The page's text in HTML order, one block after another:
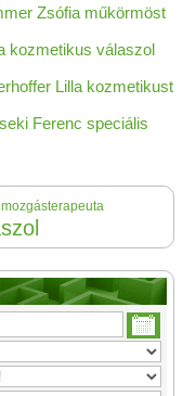
Zsófia műkörmöst
kozmetikus válaszol
Lilla kozmetikust
Ferenc speciális
mozgásterapeuta